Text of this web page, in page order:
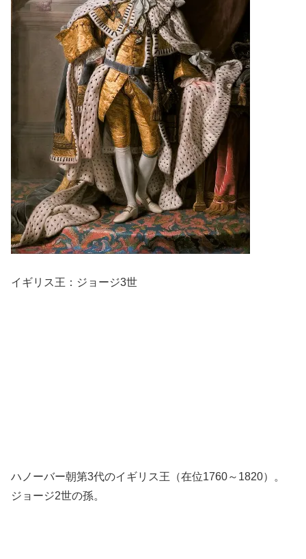
イギリス王：ジョージ3世
ハノーバー朝第3代のイギリス王（在位1760～1820）。
ジョージ2世の孫。